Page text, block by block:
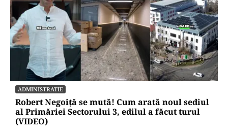
ADMINISTRATIE
Robert Negoiță se mută! Cum arată noul sediul
al Primăriei Sectorului 3, edilul a făcut turul
(VIDEO)